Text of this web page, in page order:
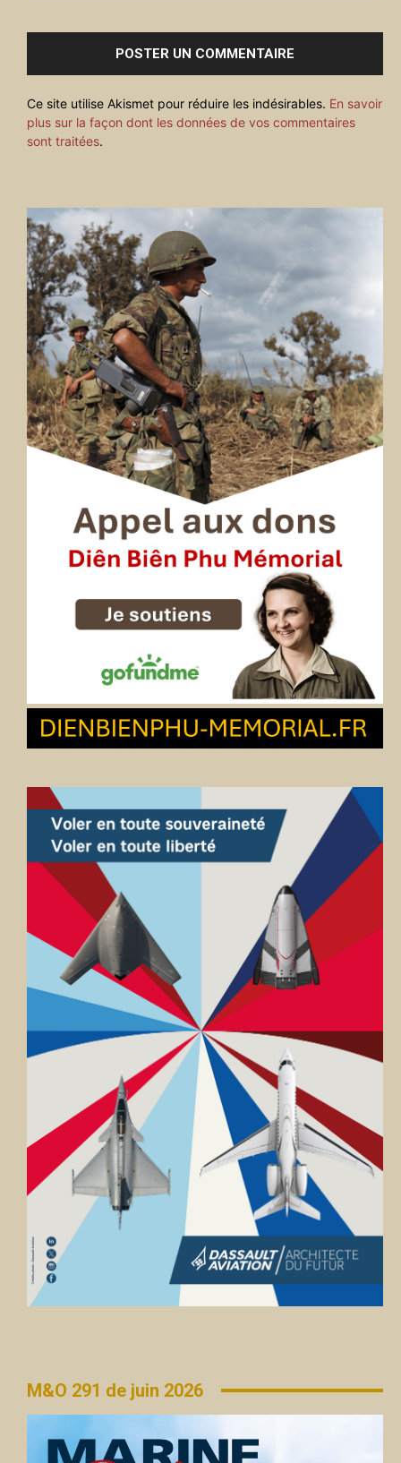
Ce site utilise Akismet pour réduire les indésirables. En savoir
plus sur la façon dont les données de vos commentaires
sont traitées.
M&O 291 de juin 2026